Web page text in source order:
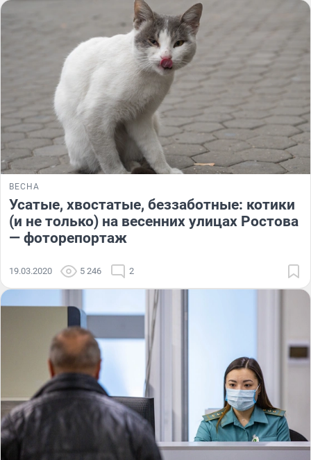
ВЕСНА
Усатые, хвостатые, беззаботные: котики
(и не только) на весенних улицах Ростова
— фоторепортаж
19.03.2020 5 246 2